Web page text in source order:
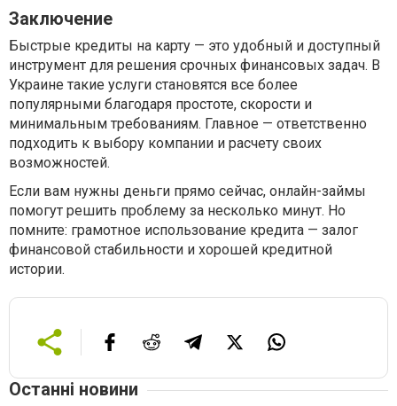
Заключение
Быстрые кредиты на карту — это удобный и доступный
инструмент для решения срочных финансовых задач. В
Украине такие услуги становятся все более
популярными благодаря простоте, скорости и
минимальным требованиям. Главное — ответственно
подходить к выбору компании и расчету своих
возможностей.
Если вам нужны деньги прямо сейчас, онлайн-займы
помогут решить проблему за несколько минут. Но
помните: грамотное использование кредита — залог
финансовой стабильности и хорошей кредитной
истории.
Останні новини